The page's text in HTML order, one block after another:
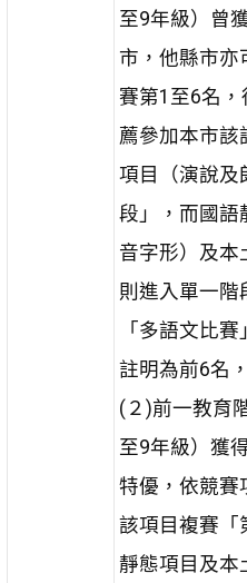
至9年級）曾
市，他縣市亦
賽第1至6名
薦參加本市該
項目（演說及
段」，而國語
音字形）及本
則進入單一階
「多語文比
註明為前6名
(２)前一教育
至9年級）獲
特優，依競賽
該項目複賽「
靜態項目及本